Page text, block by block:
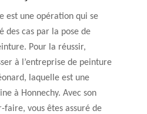
est une opération qui se
des cas par la pose de
Pour la réussir,
à l’entreprise de peinture
laquelle est une
à Honnechy. Avec son
faire, vous êtes assuré de